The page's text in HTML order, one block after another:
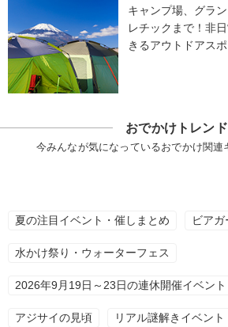
キャンプ場、グラ
レチックまで！非
きるアウトドアス
おでかけトレンド
今みんなが気になっているおでかけ関連
夏の注目イベント・催しまとめ ビア
水かけ祭り・ウォーターフェス
2026年9月19日～23日の連休開催イベント
アジサイの見頃 リアル謎解きイベント